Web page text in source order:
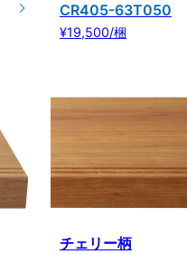
CR405-63T050
¥19,500/梱
チェリー柄